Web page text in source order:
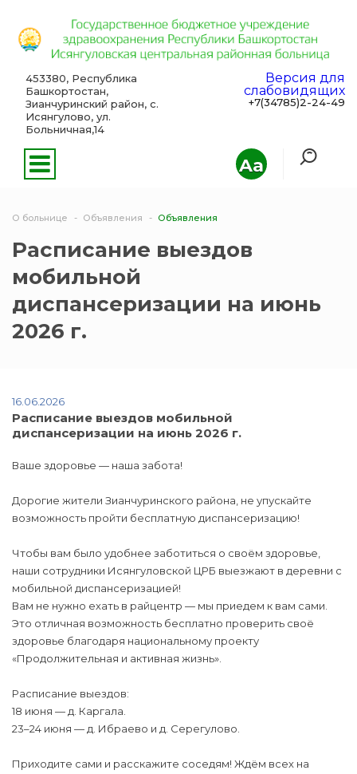
Aa
453380, Республика
Башкортостан,
Зианчуринский район, с.
Исянгулово, ул.
Больничная,14
Версия для
слабовидящих
+7(34785)2-24-49
О больнице Объявления Объявления
Расписание выездов
мобильной
диспансеризации на июнь
2026 г.
16.06.2026
Расписание выездов мобильной
диспансеризации на июнь 2026 г.
Ваше здоровье — наша забота!
Дорогие жители Зианчуринского района, не упускайте
возможность пройти бесплатную диспансеризацию!
Чтобы вам было удобнее заботиться о своём здоровье,
наши сотрудники Исянгуловской ЦРБ выезжают в деревни с
мобильной диспансеризацией!
Вам не нужно ехать в райцентр — мы приедем к вам сами.
Это отличная возможность бесплатно проверить своё
здоровье благодаря национальному проекту
«Продолжительная и активная жизнь».
Расписание выездов:
18 июня — д. Каргала.
23–24 июня — д. Ибраево и д. Серегулово.
Приходите сами и расскажите соседям! Ждём всех на